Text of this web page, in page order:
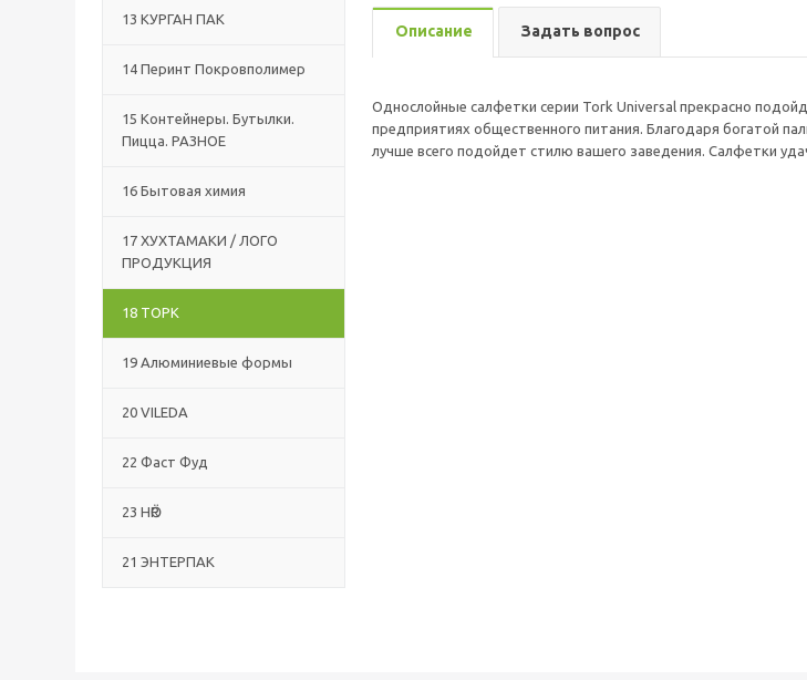
13 КУРГАН ПАК
14 Перинт Покровполимер
15 Контейнеры. Бутылки.
Пицца. РАЗНОЕ
16 Бытовая химия
17 ХУХТАМАКИ / ЛОГО
ПРОДУКЦИЯ
18 ТОРК
19 Алюминиевые формы
20 VILEDA
22 Фаст Фуд
23 HӦR
21 ЭНТЕРПАК
Описание Задать вопрос
Однослойные салфетки серии Tork Universal прекрасно
предприятиях общественного питания. Благодаря богатой
лучше всего подойдет стилю вашего заведения. Салфетки